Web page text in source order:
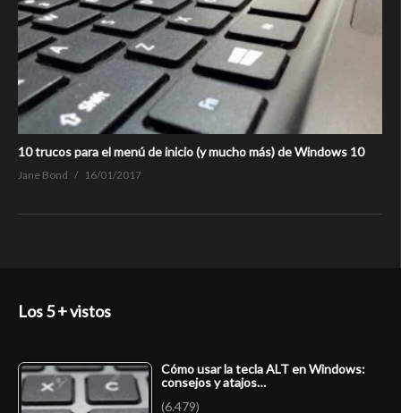
10 trucos para el menú de inicio (y mucho más) de Windows 10
Jane Bond 16/01/2017
Los 5 + vistos
Cómo usar la tecla ALT en Windows:
consejos y atajos…
(6.479)